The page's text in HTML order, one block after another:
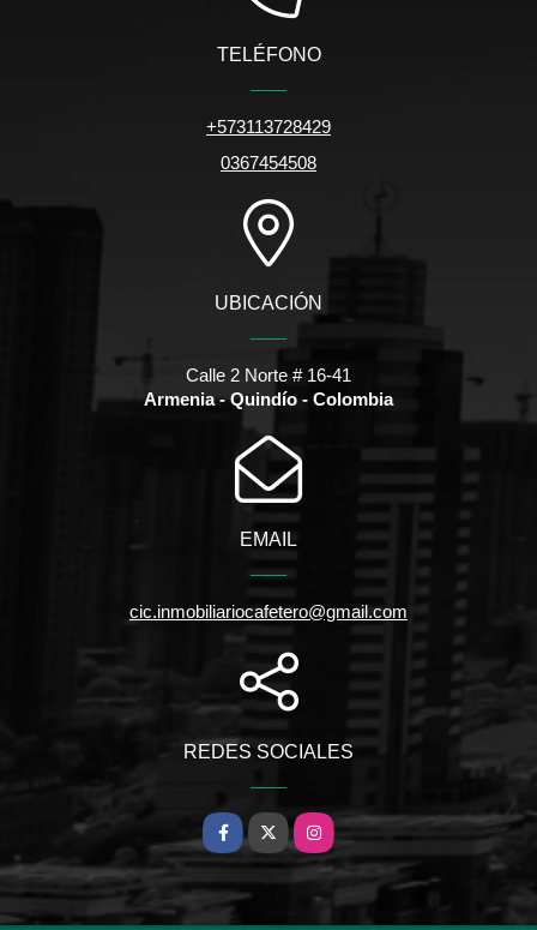
TELÉFONO
+573113728429
0367454508
UBICACIÓN
Calle 2 Norte # 16-41
Armenia - Quindío - Colombia
EMAIL
cic.inmobiliariocafetero@gmail.com
REDES SOCIALES
Facebook
X Instagram